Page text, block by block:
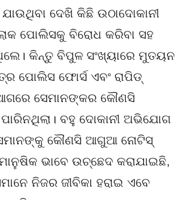
ଦେଖି କିଛି ଉଠାଦୋକାନୀ
ପୋଲିସକୁ ବିରୋଧ କରିବା ସହ
କିନ୍ତୁ ବିପୁଳ ସଂଖ୍ୟାରେ ମୁତୟନ
ପୋଲିସ ଫୋର୍ସ ଏବଂ ରାପିଡ୍
ସେମାନଙ୍କର କୌଣସି
ବହୁ ଦୋକାନୀ ଅଭିଯୋଗ
କୌଣସି ଆଗୁଆ ନୋଟିସ୍
ଭାବେ ଉଚ୍ଛେଦ କରାଯାଇଛି,
ନିଜର ଜୀବିକା ହରାଇ ଏବେ